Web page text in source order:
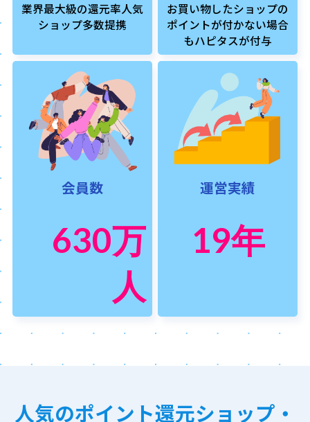
業界最大級の還元率人気
ショップ多数提携
お買い物したショップの
ポイントが付かない場合
もハピタスが付与
会員数
630万
人
運営実績
19年
人気のポイント還元ショップ・